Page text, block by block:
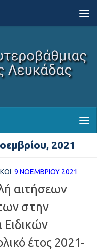
2021
9 ΝΟΕΜΒΡΊΟΥ 2021
αιτήσεων
στην
Ειδικών
έτος 2021-